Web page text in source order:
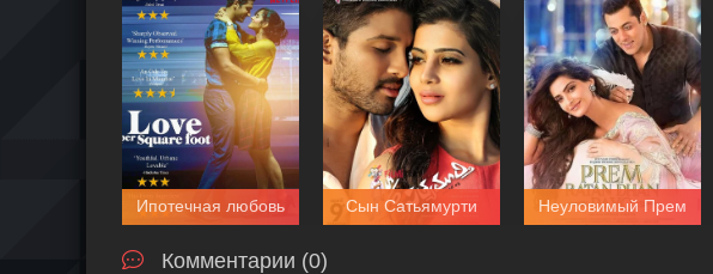
Ипотечная любовь Сын Сатьямурти Неуловимый Прем
Комментарии (0)